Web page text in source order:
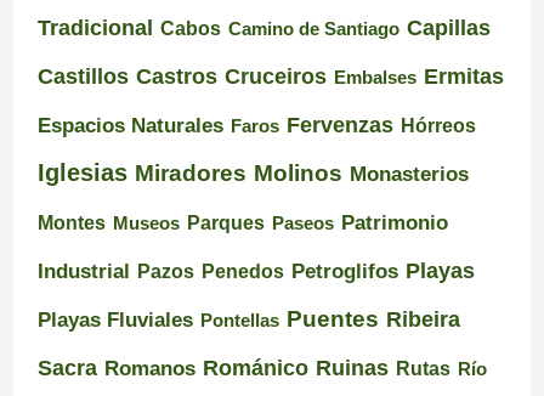
Tradicional
Cabos Camino de Santiago Capillas
Castillos Castros Cruceiros Embalses Ermitas
Espacios Naturales Faros Fervenzas Hórreos
Iglesias Miradores Molinos Monasterios
Montes Museos Parques Paseos Patrimonio
Industrial Pazos Penedos Petroglifos Playas
Playas Fluviales Pontellas Puentes Ribeira
Sacra Romanos Románico Ruinas Rutas Río